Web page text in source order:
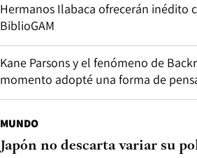
Hermanos Ilabaca ofrecerán inédito
BiblioGAM
Kane Parsons y el fenómeno de
momento adopté una forma de
MUNDO
Japón no descarta variar su